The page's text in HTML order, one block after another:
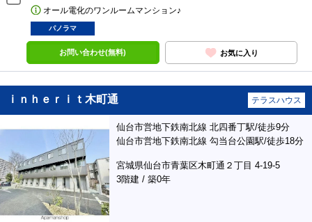
オール電化のワンルームマンション♪
パノラマ
お問い合わせ(無料) お気に入り
ｉｎｈｅｒｉｔ木町通 テラスハウス
仙台市営地下鉄南北線 北四番丁駅/徒歩9分
仙台市営地下鉄南北線 勾当台公園駅/徒歩18分
宮城県仙台市青葉区木町通２丁目 4-19-5
3階建 / 築0年